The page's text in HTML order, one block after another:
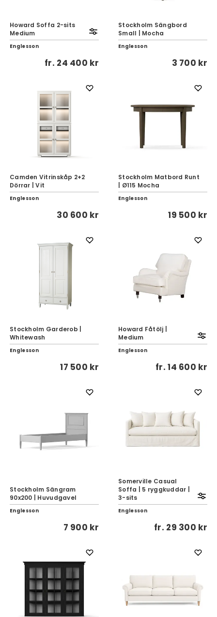
Howard Soffa 2-sits
Medium
Englesson
fr. 24 400 kr
Stockholm Sängbord
Small | Mocha
Englesson
3 700 kr
Camden Vitrinskåp 2+2
Dörrar | Vit
Englesson
30 600 kr
Stockholm Matbord Runt
| Ø115 Mocha
Englesson
19 500 kr
Stockholm Garderob |
Whitewash
Englesson
17 500 kr
Howard Fåtölj |
Medium
Englesson
fr.14 600 kr
Stockholm Sängram
90x200 | Huvudgavel
Englesson
7 900 kr
Somerville Casual
Soffa | 5 ryggkuddar |
3-sits
Englesson
fr. 29 300 kr